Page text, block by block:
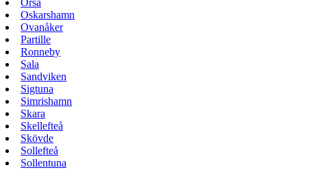
Orsa
Oskarshamn
Ovanåker
Partille
Ronneby
Sala
Sandviken
Sigtuna
Simrishamn
Skara
Skellefteå
Skövde
Sollefteå
Sollentuna